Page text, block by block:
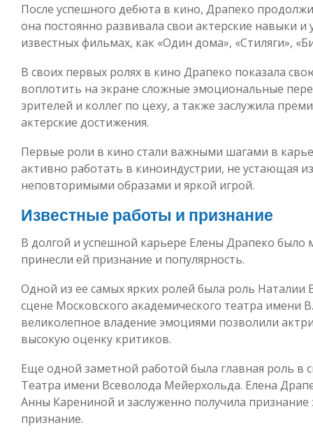
После успешного дебюта в кино, Драпеко
она постоянно развивала свои актерские навыки и
известных фильмах, как «Один дома», «Стиляги»,
В своих первых ролях в кино Драпеко показала
воплотить на экране сложные эмоциональные
зрителей и коллег по цеху, а также заслужила
актерские достижения.
Первые роли в кино стали важными шагами в
активно работать в киноиндустрии, не устающая
неповторимыми образами и яркой игрой.
Известные работы и признание
В долгой и успешной карьере Елены Драпеко было
принесли ей признание и популярность.
Одной из ее самых ярких ролей была роль Наталии
сцене Московского академического театра имени
великолепное владение эмоциями позволили
высокую оценку критиков.
Еще одной заметной работой была главная роль в
Театра имени Всеволода Мейерхольда. Елена
Анны Карениной и заслуженно получила
признание.